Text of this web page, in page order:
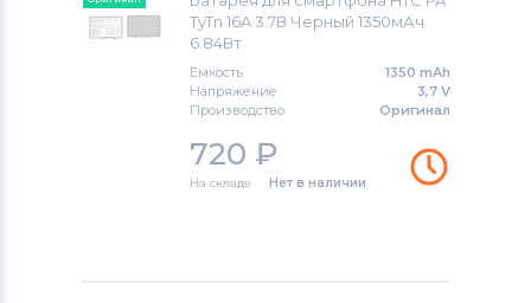
Micromax
Аккумуляторы для смартфонов
Аккумуляторы для смартфонов
TyTn 16A 3.7В Черный 1350мАч
6.84Вт
Емкость
1350 mAh
Напряжение
3,7 V
Производство
Оригинал
720 ₽
На складе Нет в наличии